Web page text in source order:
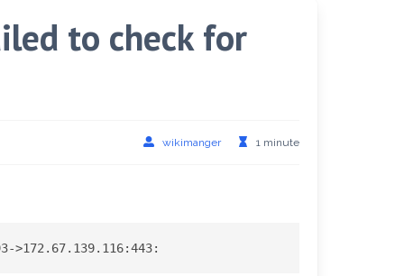
to check for
wikimanger 1 minute
>172.67.139.116:443: